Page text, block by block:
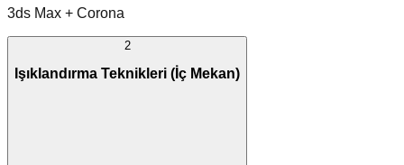
3ds Max + Corona
2
Işıklandırma Teknikleri (İç Mekan)